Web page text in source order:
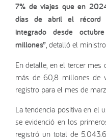
7% de viajes que en
días de abril el récord
integrado desde
millones” , detalló el
En detalle, en el tercer mes
más de 60,8 millones de
registro para el mes de
La tendencia positiva en el
se evidenció en los
registró un total de